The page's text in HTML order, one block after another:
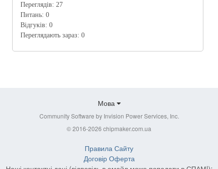
Переглядів: 27
Питань: 0
Відгуків: 0
Переглядають зараз: 0
Мова
Community Software by Invision Power Services, Inc.
© 2016-2026 chipmaker.com.ua
Правила Сайту
Договір Оферта